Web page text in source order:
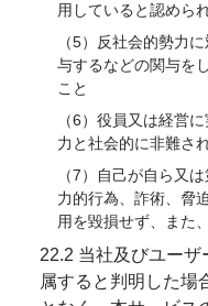
用していると認めら
（5）反社会的勢力
与するなどの関与を
こと
（6）役員又は経営
力と社会的に非難さ
（7）自己が自ら又
力的行為、詐術、脅
用を毀損せず、また
22.2 当社及びユー
属すると判明した場